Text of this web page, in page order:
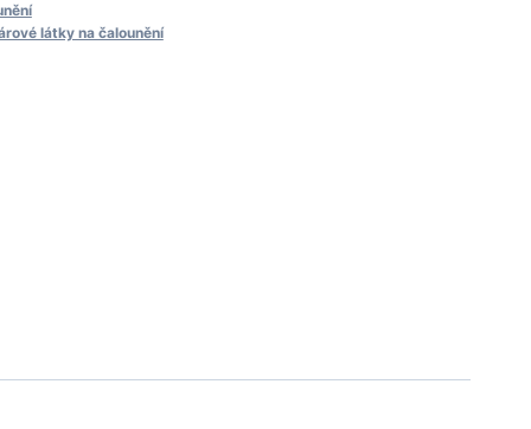
látky na čalounění